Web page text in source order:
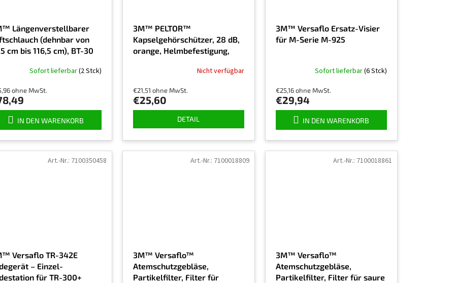
Längenverstellbarer
(dehnbar von
cm bis 116,5 cm), BT-30
Sofort lieferbar(2 Stck)
ohne MwSt.
IN DEN WARENKORB
3M™ PELTOR™
Kapselgehörschützer, 28 dB,
orange, Helmbefestigung,
Nicht verfügbar
€21,51 ohne MwSt.
€25,60
DETAIL
3M™ Versaflo Ersatz-Visier
für M-Serie M-925
Sofort lieferbar(6 Stck)
€25,16 ohne MwSt.
€29,94
IN DEN WARENKORB
Versaflo TR-342E
– Einzel-
für TR-300+
Art.-Nr.: 7100350458
3M™ Versaflo™
Atemschutzgebläse,
Partikelfilter, Filter für
Art.-Nr.: 7100018809
3M™ Versaflo™
Atemschutzgebläse,
Partikelfilter, Filter für saure
Art.-Nr.: 7100018861